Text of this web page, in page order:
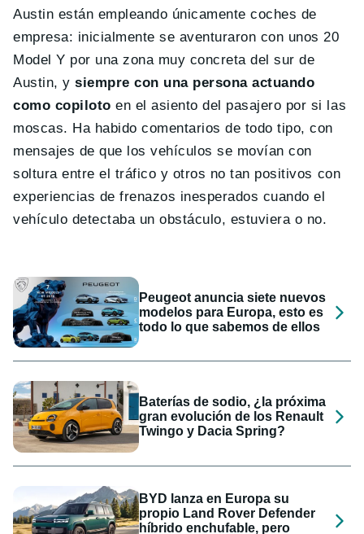
Austin están empleando únicamente coches de
empresa: inicialmente se aventuraron con unos 20
Model Y por una zona muy concreta del sur de
Austin, ysiempre con una persona actuando
como copilotoen el asiento del pasajero por si las
moscas. Ha habido comentarios de todo tipo, con
mensajes de que los vehículos se movían con
soltura entre el tráfico y otros no tan positivos con
experiencias de frenazos inesperados cuando el
vehículo detectaba un obstáculo, estuviera o no.
Peugeot anuncia siete nuevos
modelos para Europa, esto es
todo lo que sabemos de ellos
Baterías de sodio, ¿la próxima
gran evolución de los Renault
Twingo y Dacia Spring?
BYD lanza en Europa su
propio Land Rover Defender
híbrido enchufable, pero